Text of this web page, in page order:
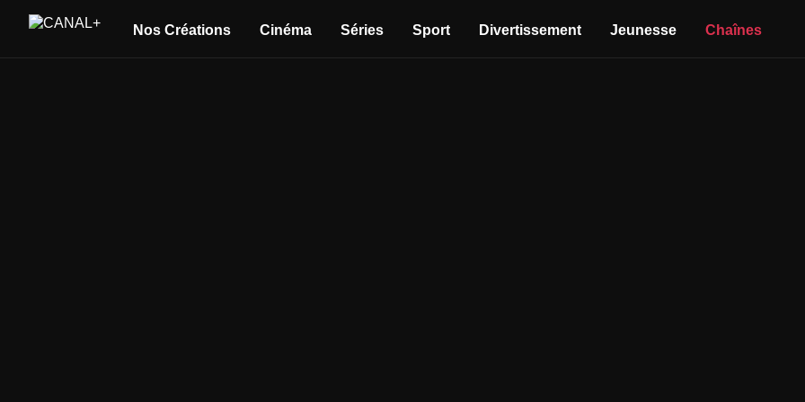
Nos Créations Cinéma Séries Sport Divertissement Jeunesse Chaînes